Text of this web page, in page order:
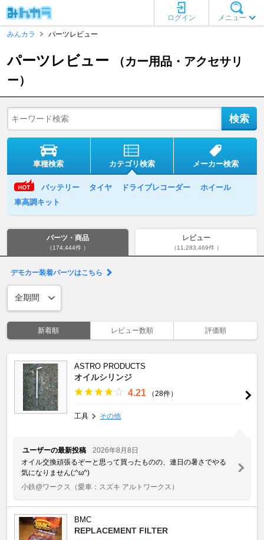
メニュー
ログイン
みんカラ
パーツレビュー
パーツレビュー
（カー用品・アクセサリ
ー）
車種検索 カテゴリ検索 メーカー検索
バッテリー タイヤ ドライブレコーダー
ホイール
車高調キット
パーツ・商品
（174,444件 ）
レビュー
（11,283,469件 ）
デモカー装着パーツはこちら
新着順 レビュー数順 評価順
ASTRO PRODUCTS
オイルシリンジ
4.21 （28件）
工具 その他
ユーザーの最新投稿
2026年8月8日
オイル交換頑張るぞーと思って買ったものの、連日の暑さでやる
気になりません(;^ω^)
小鉄@ワークス
（愛車：スズキ アルトワークス）
BMC
REPLACEMENT FILTER